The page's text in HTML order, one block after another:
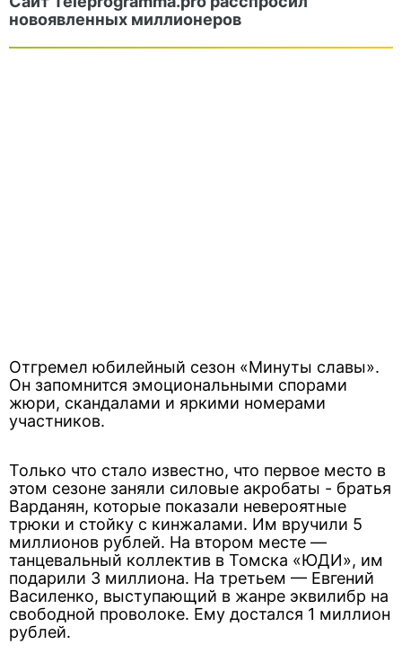
новоявленных миллионеров
Отгремел юбилейный сезон «Минуты славы».
Он запомнится эмоциональными спорами
жюри, скандалами и яркими номерами
участников.
Только что стало известно, что первое место в
этом сезоне заняли силовые акробаты - братья
Варданян, которые показали невероятные
трюки и стойку с кинжалами. Им вручили 5
миллионов рублей. На втором месте —
танцевальный коллектив в Томска «ЮДИ», им
подарили 3 миллиона. На третьем — Евгений
Василенко, выступающий в жанре эквилибр на
свободной проволоке. Ему достался 1 миллион
рублей.